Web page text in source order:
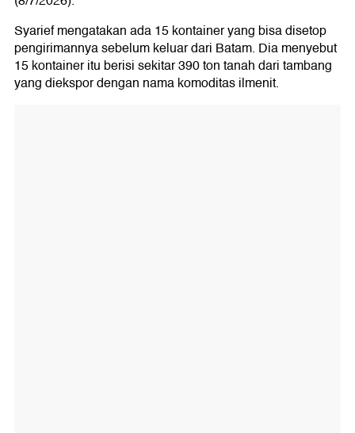
Syarief mengatakan ada 15 kontainer yang bisa disetop
pengirimannya sebelum keluar dari Batam. Dia menyebut
15 kontainer itu berisi sekitar 390 ton tanah dari tambang
yang diekspor dengan nama komoditas ilmenit.